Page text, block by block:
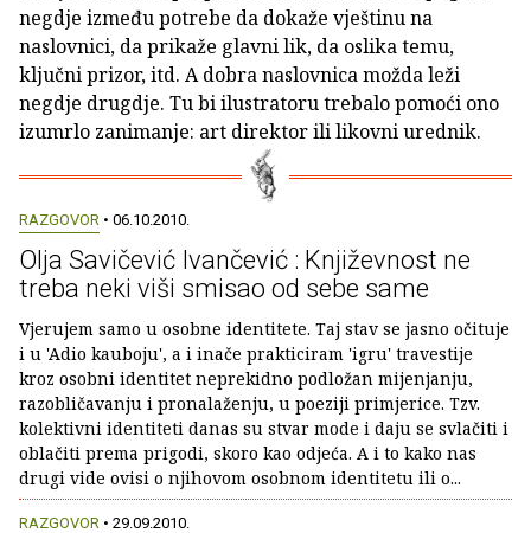
negdje između potrebe da dokaže vještinu na
naslovnici, da prikaže glavni lik, da oslika temu,
ključni prizor, itd. A dobra naslovnica možda leži
negdje drugdje. Tu bi ilustratoru trebalo pomoći ono
izumrlo zanimanje: art direktor ili likovni urednik.
RAZGOVOR • 06.10.2010.
Olja Savičević Ivančević : Književnost ne
treba neki viši smisao od sebe same
Vjerujem samo u osobne identitete. Taj stav se jasno očituje
i u 'Adio kauboju', a i inače prakticiram 'igru' travestije
kroz osobni identitet neprekidno podložan mijenjanju,
razobličavanju i pronalaženju, u poeziji primjerice. Tzv.
kolektivni identiteti danas su stvar mode i daju se svlačiti i
oblačiti prema prigodi, skoro kao odjeća. A i to kako nas
drugi vide ovisi o njihovom osobnom identitetu ili o...
RAZGOVOR • 29.09.2010.